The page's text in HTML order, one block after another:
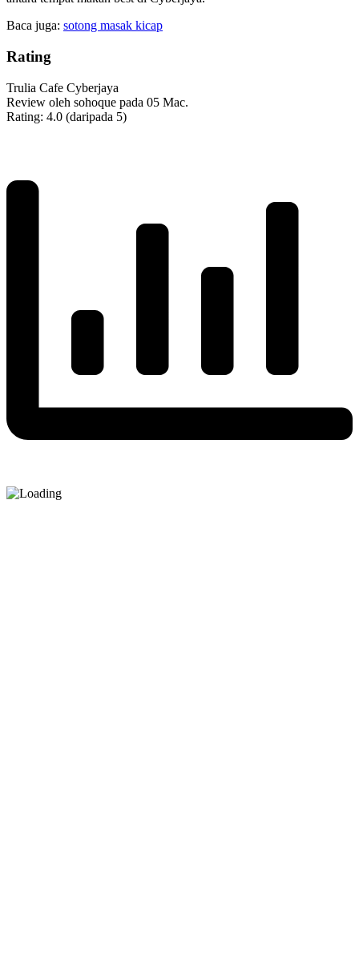
Baca juga: sotong masak kicap
Rating
Trulia Cafe Cyberjaya
Review oleh sohoque pada 05 Mac.
Rating: 4.0 (daripada 5)